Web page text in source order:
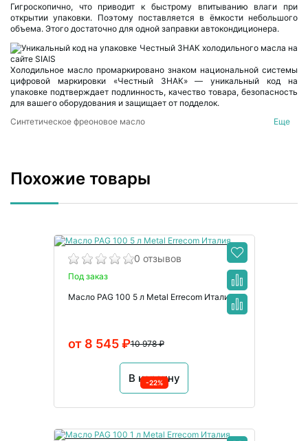
Гигроскопично, что приводит к быстрому впитыванию влаги при
открытии упаковки. Поэтому поставляется в ёмкости небольшого
объема. Этого достаточно для одной заправки автокондиционера.
Холодильное масло промаркировано знаком национальной системы
цифровой маркировки «Честный ЗНАК» — уникальный код на
упаковке подтверждает подлинность, качество товара, безопасность
для вашего оборудования и защищает от подделок.
Синтетическое фреоновое масло
Еще
Похожие товары
0 отзывов
Под заказ
Масло PAG 100 5 л Metal Errecom Италия
10 978 ₽
от 8 545 ₽
В корзину
-22%